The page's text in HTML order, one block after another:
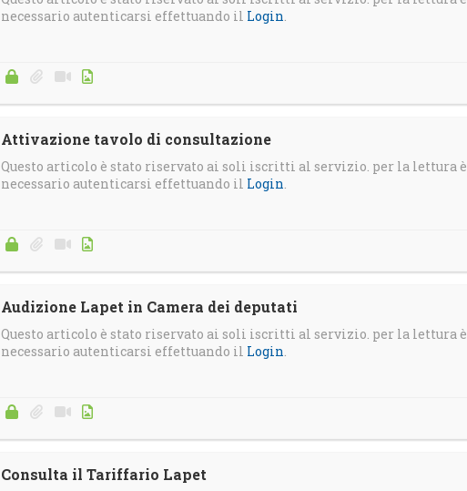
necessario autenticarsi effettuando il Login.
Attivazione tavolo di consultazione
Questo articolo è stato riservato ai soli iscritti al servizio. per la lettura è
necessario autenticarsi effettuando il Login.
Audizione Lapet in Camera dei deputati
Questo articolo è stato riservato ai soli iscritti al servizio. per la lettura è
necessario autenticarsi effettuando il Login.
Consulta il Tariffario Lapet